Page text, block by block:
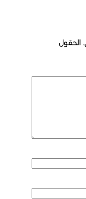
الحقول